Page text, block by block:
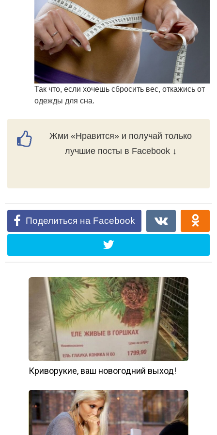
Так что, если хочешь сбросить вес, откажись от
одежды для сна.
Жми «Нравится» и получай только
лучшие посты в Facebook ↓
Поделиться на Facebook
Криворукие, ваш новогодний выход!